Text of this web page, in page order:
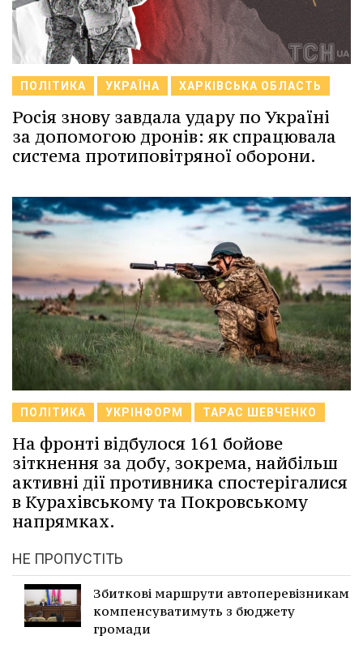
ПОЛІТИКА УКРАЇНА ХАРКІВСЬКА ОБЛАСТЬ
Росія знову завдала удару по Україні
за допомогою дронів: як спрацювала
система протиповітряної оборони.
ПОЛІТИКА УКРІНФОРМ ТАРАС ШЕВЧЕНКО
На фронті відбулося 161 бойове
зіткнення за добу, зокрема, найбільш
активні дії противника спостерігалися
в Курахівському та Покровському
напрямках.
НЕ ПРОПУСТІТЬ
Збиткові маршрути автоперевізникам
компенсуватимуть з бюджету
громади